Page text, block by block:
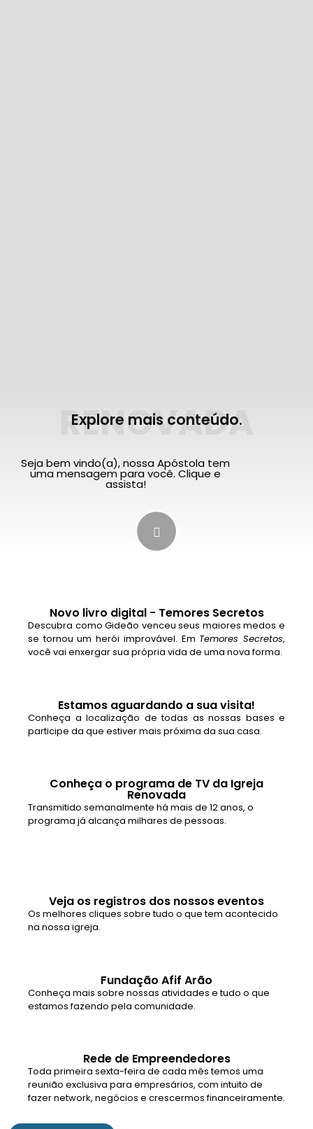
RENOVADA
Explore mais conteúdo.
Seja bem vindo(a), nossa Apóstola tem
uma mensagem para você. Clique e
assista!
Novo livro digital - Temores Secretos
Descubra como Gideão venceu seus maiores medos e
se tornou um herói improvável. Em Temores Secretos,
você vai enxergar sua própria vida de uma nova forma.
Estamos aguardando a sua visita!
Conheça a localização de todas as nossas bases e
participe da que estiver mais próxima da sua casa.
Conheça o programa de TV da Igreja
Renovada
Transmitido semanalmente há mais de 12 anos, o
programa já alcança milhares de pessoas.
Veja os registros dos nossos eventos
Os melhores cliques sobre tudo o que tem acontecido
na nossa igreja.
Fundação Afif Arão
Conheça mais sobre nossas atividades e tudo o que
estamos fazendo pela comunidade.
Rede de Empreendedores
Toda primeira sexta-feira de cada mês temos uma
reunião exclusiva para empresários, com intuito de
fazer network, negócios e crescermos financeiramente.